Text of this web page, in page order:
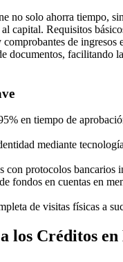
no solo ahorra tiempo,
capital. Requisitos
de ingresos
documentos, facilitando
en tiempo de
mediante
con protocolos bancarios
fondos en cuentas en
de visitas físicas a
los Créditos en